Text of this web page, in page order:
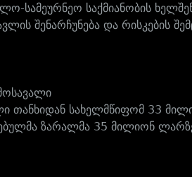
სამეურნეო საქმიანობის
შენარჩუნება და რისკების
თანხიდან სახელმწიფომ 33
ზარალმა 35 მილიონ